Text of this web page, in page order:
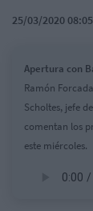
25/03/2020
Apertura con
Ramón
Scholtes, jefe
comentan los
este miércoles.